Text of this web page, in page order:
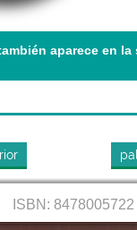
aparece en
ISBN: 8478005722